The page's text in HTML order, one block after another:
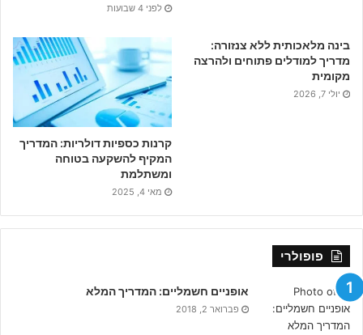
לפני 4 שבועות
בינה מלאכותית ללא צנזורה:
מדריך למודלים פתוחים ולהרצה
מקומית
יולי 7, 2026
קרנות כספיות דולריות: המדריך
המקיף להשקעה בטוחה
ומשתלמת
מאי 4, 2025
פופולרי
אופניים חשמליים: המדריך המלא
פברואר 2, 2018